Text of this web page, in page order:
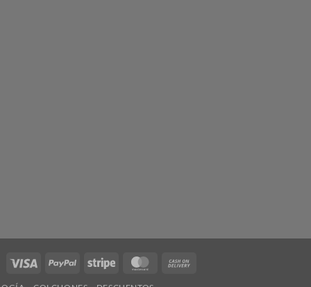
Visa PayPal Stripe MasterCard